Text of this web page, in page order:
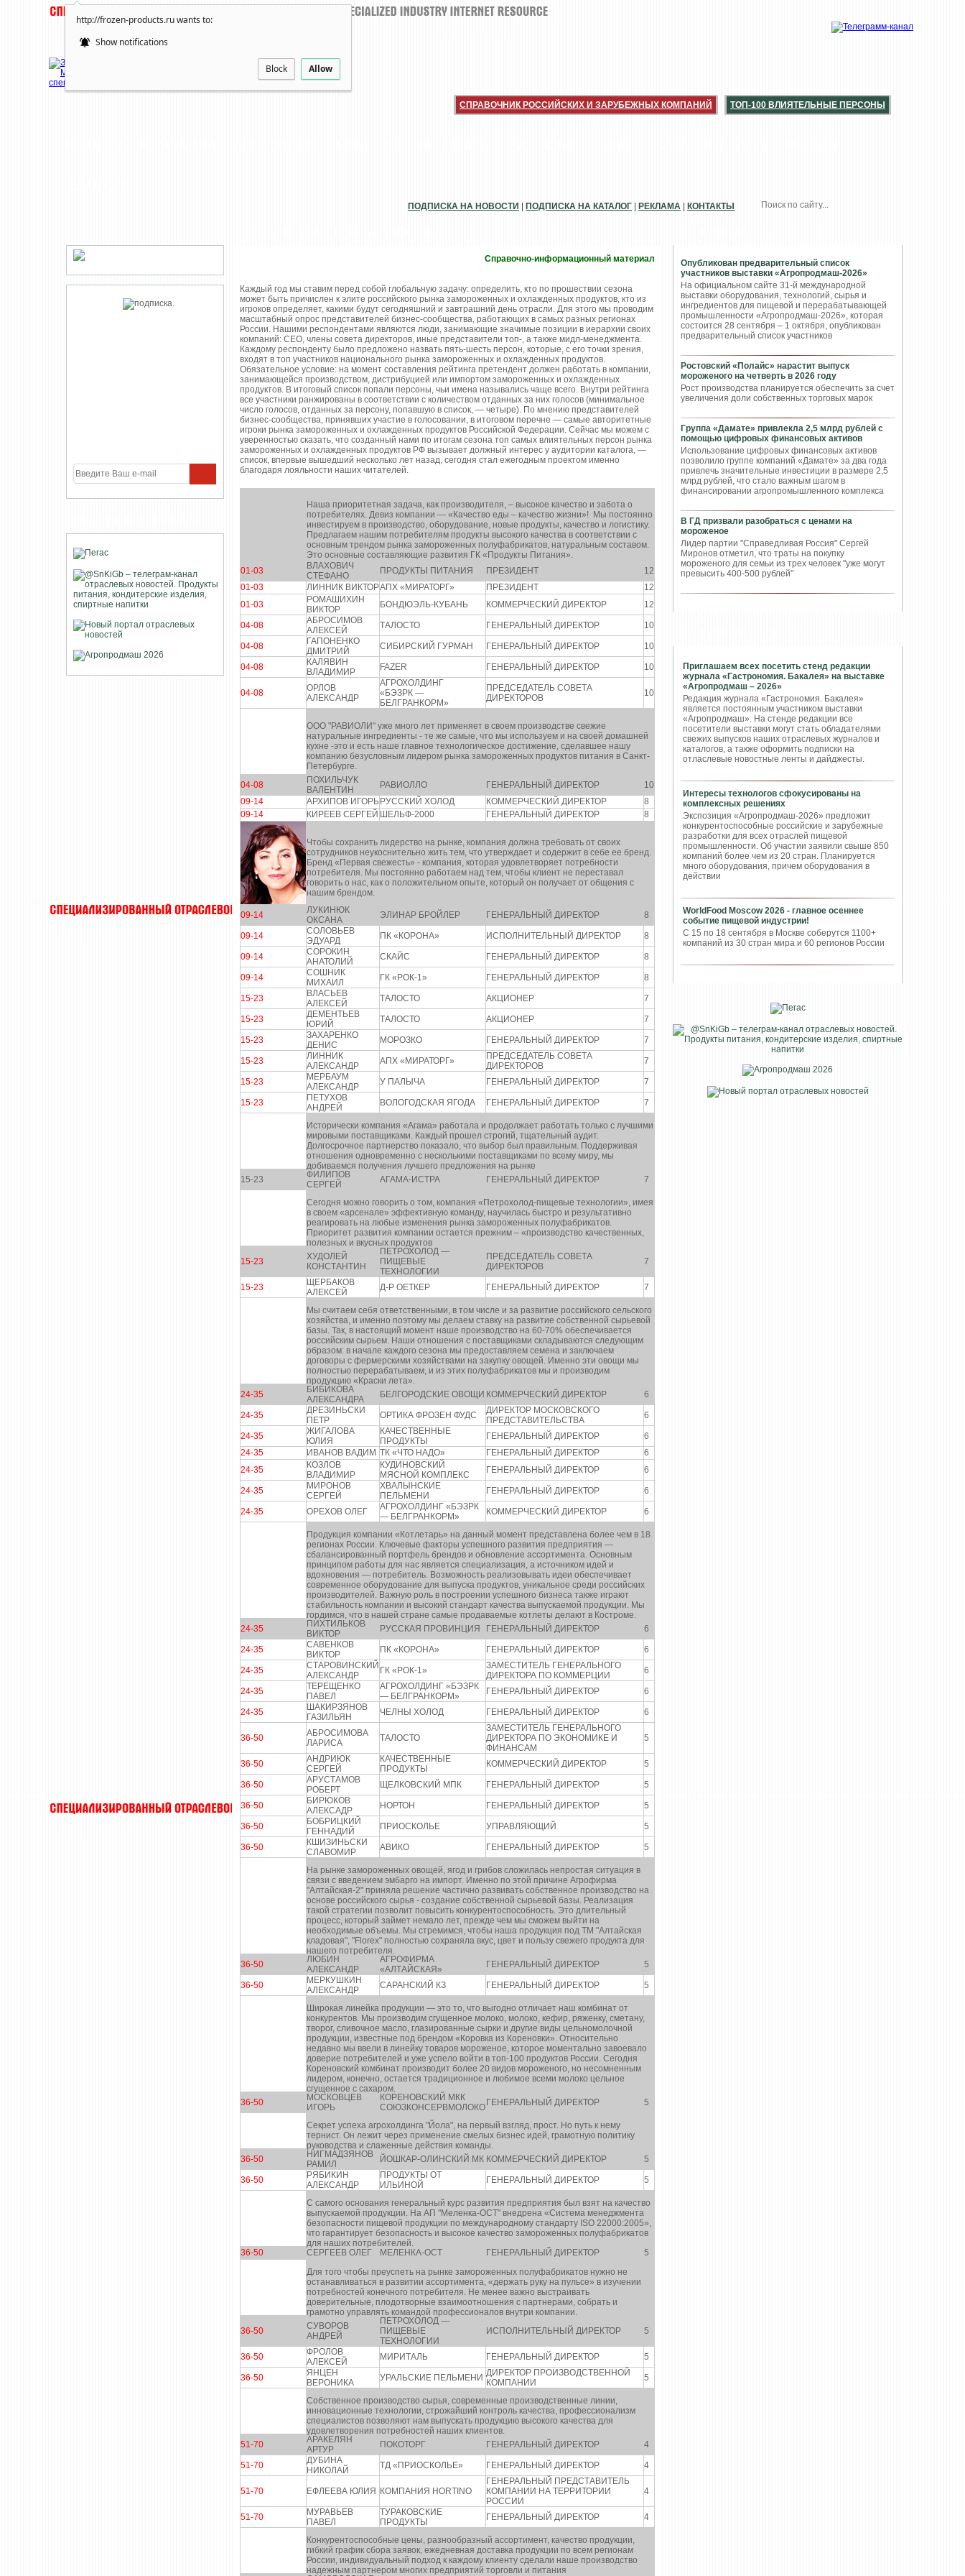
http://frozen-products.ru wants to:
Show notifications
Block Allow
СПРАВОЧНИК РОССИЙСКИХ И ЗАРУБЕЖНЫХ КОМПАНИЙ ТОП-100 ВЛИЯТЕЛЬНЫЕ ПЕРСОНЫ
Опубликован предварительный список
участников выставки «Агропродмаш-2026»
На официальном сайте 31-й международной
выставки оборудования, технологий, сырья и
ингредиентов для пищевой и перерабатывающей
промышленности «Агропродмаш-2026», которая
состоится 28 сентября – 1 октября, опубликован
предварительный список участников
Ростовский «Полайс» нарастит выпуск
мороженого на четверть в 2026 году
Рост производства планируется обеспечить за счет
увеличения доли собственных торговых марок
Группа «Дамате» привлекла 2,5 млрд рублей с
помощью цифровых финансовых активов
Использование цифровых финансовых активов
позволило группе компаний «Дамате» за два года
привлечь значительные инвестиции в размере 2,5
млрд рублей, что стало важным шагом в
финансировании агропромышленного комплекса
В ГД призвали разобраться с ценами на
мороженое
Лидер партии "Справедливая Россия" Сергей
Миронов отметил, что траты на покупку
мороженого для семьи из трех человек "уже могут
превысить 400-500 рублей"
Приглашаем всех посетить стенд редакции
журнала «Гастрономия. Бакалея» на выставке
«Агропродмаш – 2026»
Редакция журнала «Гастрономия. Бакалея»
является постоянным участником выставки
«Агропродмаш». На стенде редакции все
посетители выставки могут стать обладателями
свежих выпусков наших отраслевых журналов и
каталогов, а также оформить подписки на
отласлевые новостные ленты и дайджесты.
Интересы технологов сфокусированы на
комплексных решениях
Экспозиция «Агропродмаш-2026» предложит
конкурентоспособные российские и зарубежные
разработки для всех отраслей пищевой
промышленности. Об участии заявили свыше 850
компаний более чем из 20 стран. Планируется
много оборудования, причем оборудования в
действии
WorldFood Moscow 2026 - главное осеннее
событие пищевой индустрии!
С 15 по 18 сентября в Москве соберутся 1100+
компаний из 30 стран мира и 60 регионов России
ПОДПИСКА НА НОВОСТИ ПОДПИСКА НА КАТАЛОГ РЕКЛАМА КОНТАКТЫ
Справочно-информационный материал
Каждый год мы ставим перед собой глобальную задачу: определить, кто по прошествии сезона
может быть причислен к элите российского рынка замороженных и охлажденных продуктов, кто из
игроков определяет, какими будут сегодняшний и завтрашний день отрасли. Для этого мы проводим
масштабный опрос представителей бизнес-сообщества, работающих в самых разных регионах
России. Нашими респондентами являются люди, занимающие значимые позиции в иерархии своих
компаний: CEO, члены совета директоров, иные представители топ-, а также мидл-менеджмента.
Каждому респонденту было предложено назвать пять-шесть персон, которые, с его точки зрения,
входят в топ участников национального рынка замороженных и охлажденных продуктов.
Обязательное условие: на момент составления рейтинга претендент должен работать в компании,
занимающейся производством, дистрибуцией или импортом замороженных и охлажденных
продуктов. В итоговый список попали персоны, чьи имена назывались чаще всего. Внутри рейтинга
все участники ранжированы в соответствии с количеством отданных за них голосов (минимальное
число голосов, отданных за персону, попавшую в список, — четыре). По мнению представителей
бизнес-сообщества, принявших участие в голосовании, в итоговом перечне — самые авторитетные
игроки рынка замороженных и охлажденных продуктов Российской Федерации. Сейчас мы можем с
уверенностью сказать, что созданный нами по итогам сезона топ самых влиятельных персон рынка
замороженных и охлажденных продуктов РФ вызывает должный интерес у аудитории каталога, —
список, впервые вышедший несколько лет назад, сегодня стал ежегодным проектом именно
благодаря лояльности наших читателей.
Наша приоритетная задача, как производителя, – высокое качество и забота о
потребителях. Девиз компании — «Качество еды – качество жизни»! Мы постоянно
инвестируем в производство, оборудование, новые продукты, качество и логистику.
Предлагаем нашим потребителям продукты высокого качества в соответствии с
основным трендом рынка замороженных полуфабрикатов, натуральным составом.
Это основные составляющие развития ГК «Продукты Питания».
01-03
ВЛАХОВИЧ
СТЕФАНО
ПРОДУКТЫ ПИТАНИЯ ПРЕЗИДЕНТ
12
01-03
ЛИННИК ВИКТОРАПХ «МИРАТОРГ» ПРЕЗИДЕНТ
12
01-03
РОМАШИХИН
ВИКТОР
БОНДЮЭЛЬ-КУБАНЬ КОММЕРЧЕСКИЙ ДИРЕКТОР 12
04-08
АБРОСИМОВ
АЛЕКСЕЙ
ТАЛОСТО ГЕНЕРАЛЬНЫЙ ДИРЕКТОР 10
04-08
ГАПОНЕНКО
ДМИТРИЙ
СИБИРСКИЙ ГУРМАН ГЕНЕРАЛЬНЫЙ ДИРЕКТОР 10
04-08
КАЛЯВИН
ВЛАДИМИР
FAZER ГЕНЕРАЛЬНЫЙ ДИРЕКТОР 10
04-08
ОРЛОВ
АЛЕКСАНДР
АГРОХОЛДИНГ
«БЭЗРК —
БЕЛГРАНКОРМ»
ПРЕДСЕДАТЕЛЬ СОВЕТА
ДИРЕКТОРОВ
10
ООО "РАВИОЛИ" уже много лет применяет в своем производстве свежие
натуральные ингредиенты - те же самые, что мы используем и на своей домашней
кухне -это и есть наше главное технологическое достижение, сделавшее нашу
компанию безусловным лидером рынка замороженных продуктов питания в Санкт-
Петербурге.
04-08
ПОХИЛЬЧУК
ВАЛЕНТИН
РАВИОЛЛО ГЕНЕРАЛЬНЫЙ ДИРЕКТОР
10
09-14
АРХИПОВ ИГОРЬ РУССКИЙ ХОЛОД КОММЕРЧЕСКИЙ ДИРЕКТОР
8
09-14
КИРЕЕВ СЕРГЕЙ ШЕЛЬФ-2000 ГЕНЕРАЛЬНЫЙ ДИРЕКТОР 8
Чтобы сохранить лидерство на рынке, компания должна требовать от своих
сотрудников неукоснительно жить тем, что утверждает и содержит в себе ее бренд.
Бренд «Первая свежесть» - компания, которая удовлетворяет потребности
потребителя. Мы постоянно работаем над тем, чтобы клиент не переставал
говорить о нас, как о положительном опыте, который он получает от общения с
нашим брендом.
09-14
ЛУКИНЮК
ОКСАНА
ЭЛИНАР БРОЙЛЕР ГЕНЕРАЛЬНЫЙ ДИРЕКТОР 8
09-14
СОЛОВЬЕВ
ЭДУАРД
ПК «КОРОНА» ИСПОЛНИТЕЛЬНЫЙ ДИРЕКТОР 8
09-14
СОРОКИН
АНАТОЛИЙ
СКАЙС ГЕНЕРАЛЬНЫЙ ДИРЕКТОР 8
09-14
СОШНИК
МИХАИЛ
ГК «РОК-1» ГЕНЕРАЛЬНЫЙ ДИРЕКТОР 8
15-23
ВЛАСЬЕВ
АЛЕКСЕЙ
ТАЛОСТО АКЦИОНЕР 7
15-23
ДЕМЕНТЬЕВ
ЮРИЙ
ТАЛОСТО АКЦИОНЕР 7
15-23
ЗАХАРЕНКО
ДЕНИС
МОРОЗКО ГЕНЕРАЛЬНЫЙ ДИРЕКТОР 7
15-23
ЛИННИК
АЛЕКСАНДР
АПХ «МИРАТОРГ»
ПРЕДСЕДАТЕЛЬ СОВЕТА
ДИРЕКТОРОВ
7
15-23
МЕРБАУМ
АЛЕКСАНДР
У ПАЛЫЧА ГЕНЕРАЛЬНЫЙ ДИРЕКТОР 7
15-23
ПЕТУХОВ
АНДРЕЙ
ВОЛОГОДСКАЯ ЯГОДА ГЕНЕРАЛЬНЫЙ ДИРЕКТОР 7
Исторически компания «Агама» работала и продолжает работать только с лучшими
мировыми поставщиками. Каждый прошел строгий, тщательный аудит.
Долгосрочное партнерство показало, что выбор был правильным. Поддерживая
отношения одновременно с несколькими поставщиками по всему миру, мы
добиваемся получения лучшего предложения на рынке
15-23
ФИЛИПОВ
СЕРГЕЙ
АГАМА-ИСТРА ГЕНЕРАЛЬНЫЙ ДИРЕКТОР 7
Сегодня можно говорить о том, компания «Петрохолод-пищевые технологии», имея
в своем «арсенале» эффективную команду, научилась быстро и результативно
реагировать на любые изменения рынка замороженных полуфабрикатов.
Приоритет развития компании остается прежним – «производство качественных,
полезных и вкусных продуктов
15-23
ХУДОЛЕЙ
КОНСТАНТИН
ПЕТРОХОЛОД —
ПИЩЕВЫЕ
ТЕХНОЛОГИИ
ПРЕДСЕДАТЕЛЬ СОВЕТА
ДИРЕКТОРОВ
7
15-23
ЩЕРБАКОВ
АЛЕКСЕЙ
Д-Р ОЕТКЕР ГЕНЕРАЛЬНЫЙ ДИРЕКТОР 7
Мы считаем себя ответственными, в том числе и за развитие российского сельского
хозяйства, и именно поэтому мы делаем ставку на развитие собственной сырьевой
базы. Так, в настоящий момент наше производство на 60-70% обеспечивается
российским сырьем. Наши отношения с поставщиками складываются следующим
образом: в начале каждого сезона мы предоставляем семена и заключаем
договоры с фермерскими хозяйствами на закупку овощей. Именно эти овощи мы
полностью перерабатываем, и из этих полуфабрикатов мы и производим
продукцию «Краски лета».
24-35
БИБИКОВА
АЛЕКСАНДРА
БЕЛГОРОДСКИЕ ОВОЩИ КОММЕРЧЕСКИЙ ДИРЕКТОР 6
24-35
ДРЕЗИНЬСКИ
ПЕТР
ОРТИКА ФРОЗЕН ФУДС
ДИРЕКТОР МОСКОВСКОГО
ПРЕДСТАВИТЕЛЬСТВА
6
24-35
ЖИГАЛОВА
ЮЛИЯ
КАЧЕСТВЕННЫЕ
ПРОДУКТЫ
ГЕНЕРАЛЬНЫЙ ДИРЕКТОР
6
24-35
ИВАНОВ ВАДИМ ТК «ЧТО НАДО» ГЕНЕРАЛЬНЫЙ ДИРЕКТОР
6
24-35
КОЗЛОВ
ВЛАДИМИР
КУДИНОВСКИЙ
МЯСНОЙ КОМПЛЕКС
ГЕНЕРАЛЬНЫЙ ДИРЕКТОР 6
24-35
МИРОНОВ
СЕРГЕЙ
ХВАЛЫНСКИЕ
ПЕЛЬМЕНИ
ГЕНЕРАЛЬНЫЙ ДИРЕКТОР 6
24-35 ОРЕХОВ ОЛЕГ
АГРОХОЛДИНГ «БЭЗРК
— БЕЛГРАНКОРМ»
КОММЕРЧЕСКИЙ ДИРЕКТОР 6
Продукция компании «Котлетарь» на данный момент представлена более чем в 18
регионах России. Ключевые факторы успешного развития предприятия —
сбалансированный портфель брендов и обновление ассортимента. Основным
принципом работы для нас является специализация, а источником идей и
вдохновения — потребитель. Возможность реализовывать идеи обеспечивает
современное оборудование для выпуска продуктов, уникальное среди российских
производителей. Важную роль в построении успешного бизнеса также играют
стабильность компании и высокий стандарт качества выпускаемой продукции. Мы
гордимся, что в нашей стране самые продаваемые котлеты делают в Костроме.
24-35
ПИХТИЛЬКОВ
ВИКТОР
РУССКАЯ ПРОВИНЦИЯ ГЕНЕРАЛЬНЫЙ ДИРЕКТОР 6
24-35
САВЕНКОВ
ВИКТОР
ПК «КОРОНА» ГЕНЕРАЛЬНЫЙ ДИРЕКТОР 6
24-35
СТАРОВИНСКИЙ
АЛЕКСАНДР
ГК «РОК-1»
ЗАМЕСТИТЕЛЬ ГЕНЕРАЛЬНОГО
ДИРЕКТОРА ПО КОММЕРЦИИ
6
24-35
ТЕРЕЩЕНКО
ПАВЕЛ
АГРОХОЛДИНГ «БЭЗРК
— БЕЛГРАНКОРМ»
ГЕНЕРАЛЬНЫЙ ДИРЕКТОР 6
24-35
ШАКИРЗЯНОВ
ГАЗИЛЬЯН
ЧЕЛНЫ ХОЛОД ГЕНЕРАЛЬНЫЙ ДИРЕКТОР 6
36-50
АБРОСИМОВА
ЛАРИСА
ТАЛОСТО
ЗАМЕСТИТЕЛЬ ГЕНЕРАЛЬНОГО
ДИРЕКТОРА ПО ЭКОНОМИКЕ И
ФИНАНСАМ
5
36-50
АНДРИЮК
СЕРГЕЙ
КАЧЕСТВЕННЫЕ
ПРОДУКТЫ
КОММЕРЧЕСКИЙ ДИРЕКТОР 5
36-50
АРУСТАМОВ
РОБЕРТ
ЩЕЛКОВСКИЙ МПК ГЕНЕРАЛЬНЫЙ ДИРЕКТОР 5
36-50
БИРЮКОВ
АЛЕКСАДР
НОРТОН ГЕНЕРАЛЬНЫЙ ДИРЕКТОР 5
36-50
БОБРИЦКИЙ
ГЕННАДИЙ
ПРИОСКОЛЬЕ УПРАВЛЯЮЩИЙ 5
36-50
КШИЗИНЬСКИ
СЛАВОМИР
АВИКО ГЕНЕРАЛЬНЫЙ ДИРЕКТОР 5
На рынке замороженных овощей, ягод и грибов сложилась непростая ситуация в
связи с введением эмбарго на импорт. Именно по этой причине Агрофирма
"Алтайская-2" приняла решение частично развивать собственное производство на
основе российского сырья - создание собственной сырьевой базы. Реализация
такой стратегии позволит повысить конкурентоспособность. Это длительный
процесс, который займет немало лет, прежде чем мы сможем выйти на
необходимые объемы. Мы стремимся, чтобы наша продукция под ТМ "Алтайская
кладовая", "Florex" полностью сохраняла вкус, цвет и пользу свежего продукта для
нашего потребителя.
36-50
ЛЮБИН
АЛЕКСАНДР
АГРОФИРМА
«АЛТАЙСКАЯ»
ГЕНЕРАЛЬНЫЙ ДИРЕКТОР 5
36-50
МЕРКУШКИН
АЛЕКСАНДР
САРАНСКИЙ КЗ ГЕНЕРАЛЬНЫЙ ДИРЕКТОР 5
Широкая линейка продукции — это то, что выгодно отличает наш комбинат от
конкурентов. Мы производим сгущенное молоко, молоко, кефир, ряженку, сметану,
творог, сливочное масло, глазированные сырки и другие виды цельномолочной
продукции, известные под брендом «Коровка из Кореновки». Относительно
недавно мы ввели в линейку товаров мороженое, которое моментально завоевало
доверие потребителей и уже успело войти в топ-100 продуктов России. Сегодня
Кореновский комбинат производит более 20 видов мороженого, но несомненным
лидером, конечно, остается традиционное и любимое всеми молоко цельное
сгущенное с сахаром.
36-50
МОСКОВЦЕВ
ИГОРЬ
КОРЕНОВСКИЙ МКК
СОЮЗКОНСЕРВМОЛОКО ГЕНЕРАЛЬНЫЙ ДИРЕКТОР 5
Секрет успеха агрохолдинга "Йола", на первый взгляд, прост. Но путь к нему
тернист. Он лежит через применение смелых бизнес идей, грамотную политику
руководства и слаженные действия команды.
36-50
НИГМАДЗЯНОВ
РАМИЛ
ЙОШКАР-ОЛИНСКИЙ МК КОММЕРЧЕСКИЙ ДИРЕКТОР 5
36-50
РЯБИКИН
АЛЕКСАНДР
ПРОДУКТЫ ОТ
ИЛЬИНОЙ
ГЕНЕРАЛЬНЫЙ ДИРЕКТОР 5
С самого основания генеральный курс развития предприятия был взят на качество
выпускаемой продукции. На АП "Меленка-ОСТ" внедрена «Система менеджмента
безопасности пищевой продукции по международному стандарту ISO 22000:2005»,
что гарантирует безопасность и высокое качество замороженных полуфабрикатов
для наших потребителей.
36-50
СЕРГЕЕВ ОЛЕГ МЕЛЕНКА-ОСТ ГЕНЕРАЛЬНЫЙ ДИРЕКТОР
5
Для того чтобы преуспеть на рынке замороженных полуфабрикатов нужно не
останавливаться в развитии ассортимента, «держать руку на пульсе» в изучении
потребностей конечного потребителя. Не менее важно выстраивать
доверительные, плодотворные взаимоотношения с партнерами, собрать и
грамотно управлять командой профессионалов внутри компании.
36-50
СУВОРОВ
АНДРЕЙ
ПЕТРОХОЛОД —
ПИЩЕВЫЕ
ТЕХНОЛОГИИ
ИСПОЛНИТЕЛЬНЫЙ ДИРЕКТОР 5
36-50
ФРОЛОВ
АЛЕКСЕЙ
МИРИТАЛЬ ГЕНЕРАЛЬНЫЙ ДИРЕКТОР 5
36-50
ЯНЦЕН
ВЕРОНИКА
УРАЛЬСКИЕ ПЕЛЬМЕНИ ДИРЕКТОР ПРОИЗВОДСТВЕННОЙ
КОМПАНИИ
5
Собственное производство сырья, современные производственные линии,
инновационные технологии, строжайший контроль качества, профессионализм
специалистов позволяют нам выпускать продукцию высокого качества для
удовлетворения потребностей наших клиентов.
51-70
АРАКЕЛЯН
АРТУР
ПОКОТОРГ ГЕНЕРАЛЬНЫЙ ДИРЕКТОР 4
51-70
ДУБИНА
НИКОЛАЙ
ТД «ПРИОСКОЛЬЕ» ГЕНЕРАЛЬНЫЙ ДИРЕКТОР 4
51-70 ЕФЛЕЕВА ЮЛИЯ КОМПАНИЯ HORTINO
ГЕНЕРАЛЬНЫЙ ПРЕДСТАВИТЕЛЬ
КОМПАНИИ НА ТЕРРИТОРИИ
РОССИИ
4
51-70
МУРАВЬЕВ
ПАВЕЛ
ТУРАКОВСКИЕ
ПРОДУКТЫ
ГЕНЕРАЛЬНЫЙ ДИРЕКТОР 4
Конкурентоспособные цены, разнообразный ассортимент, качество продукции,
гибкий график сбора заявок, ежедневная доставка продукции по всем регионам
России, индивидуальный подход к каждому клиенту сделали наше производство
надежным партнером многих предприятий торговли и питания